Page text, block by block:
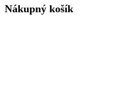
Nákupný košík